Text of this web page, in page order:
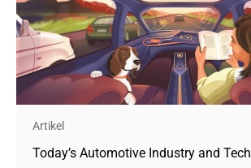
Artikel
Today’s Automotive Industry and Tech